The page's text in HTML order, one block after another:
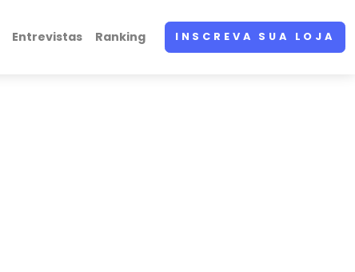
Entrevistas Ranking INSCREVA SUA LOJA